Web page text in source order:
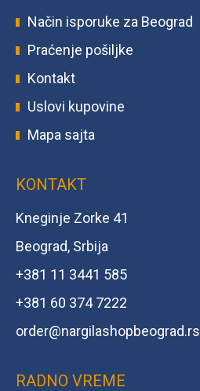
Način isporuke za Beograd
Praćenje pošiljke
Kontakt
Uslovi kupovine
Mapa sajta
KONTAKT
Kneginje Zorke 41
Beograd, Srbija
+381 11 3441 585
+381 60 374 7222
order@nargilashopbeograd.rs
RADNO VREME